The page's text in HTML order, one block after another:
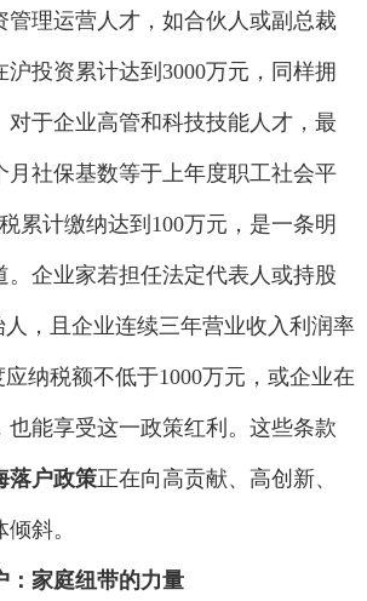
理运营人才，如合伙人或副总裁
投资累计达到3000万元，同样拥
对于企业高管和科技技能人才，最
月社保基数等于上年度职工社会平
累计缴纳达到100万元，是一条明
。企业家若担任法定代表人或持股
人，且企业连续三年营业收入利润率
纳税额不低于1000万元，或企业在
也能享受这一政策红利。这些条款
落户政策正在向高贡献、高创新、
斜。
：家庭纽带的力量